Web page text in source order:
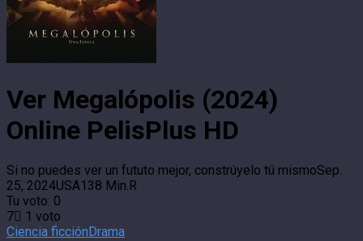
Ver Megalópolis (2024)
Online PelisPlus HD
Si no puedes ver un fututo mejor, constrúyelo tú mismoSep.
25, 2024USA138 Min.R
Tu voto: 0
7
1 voto
Ciencia ficciónDrama